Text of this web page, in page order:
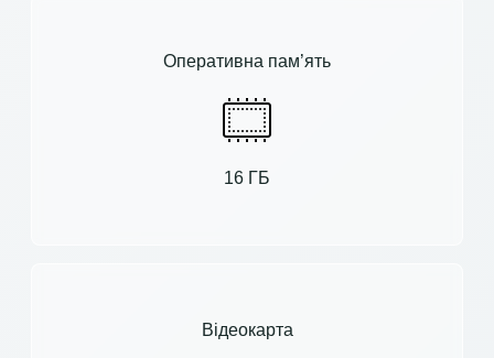
Оперативна пам’ять
16 ГБ
Відеокарта